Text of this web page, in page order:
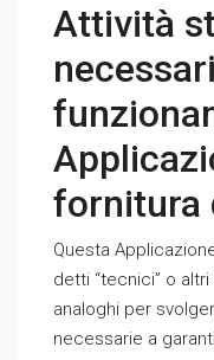
Attività
fornitura
Questa
detti “tecnici” o
analoghi per
necessarie a